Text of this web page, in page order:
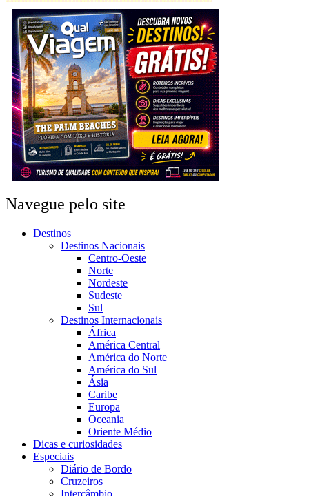
Navegue pelo site
Destinos
Destinos Nacionais
Centro-Oeste
Norte
Nordeste
Sudeste
Sul
Destinos Internacionais
África
América Central
América do Norte
América do Sul
Ásia
Caribe
Europa
Oceania
Oriente Médio
Dicas e curiosidades
Especiais
Diário de Bordo
Cruzeiros